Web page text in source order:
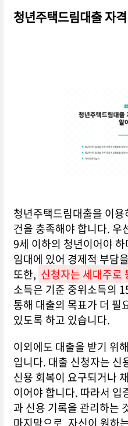
청년주택드림대출 자
청년주택드림대출을 이
건을 충족해야 합니다. 우
9세 이하의 청년이어야
임대에 있어 경제적 부담
또한, 신청자는 세대주로
소득은 기준 중위소득의
통해 대출의 목표가 더 필
있도록 하고 있습니다.
이외에도 대출을 받기 위
입니다. 대출 신청자는 신
신용 회복이 요구되거나
이어야 합니다. 따라서 입
과 신용 기록을 관리하는